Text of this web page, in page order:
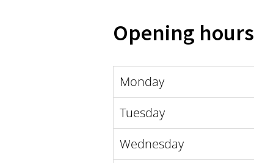
Opening hours
Monday
Tuesday
Wednesday